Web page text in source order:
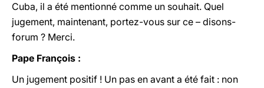
Cuba, il a été mentionné comme un souhait. Quel
jugement, maintenant, portez-vous sur ce – disons-
forum ? Merci.
Pape François :
Un jugement positif ! Un pas en avant a été fait : non